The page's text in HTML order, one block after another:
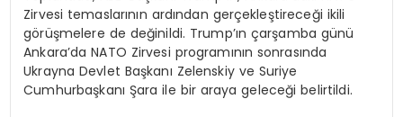
Zirvesi temaslarının ardından gerçekleştireceği ikili
görüşmelere de değinildi. Trump’ın çarşamba günü
Ankara’da NATO Zirvesi programının sonrasında
Ukrayna Devlet Başkanı Zelenskiy ve Suriye
Cumhurbaşkanı Şara ile bir araya geleceği belirtildi.